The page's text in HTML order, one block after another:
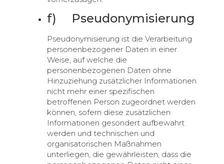
f) Pseudonymisierung
Pseudonymisierung ist die Verarbeitung
personenbezogener Daten in einer
Weise, auf welche die
personenbezogenen Daten ohne
Hinzuziehung zusätzlicher Informationen
nicht mehr einer spezifischen
betroffenen Person zugeordnet werden
können, sofern diese zusätzlichen
Informationen gesondert aufbewahrt
werden und technischen und
organisatorischen Maßnahmen
unterliegen, die gewährleisten, dass die